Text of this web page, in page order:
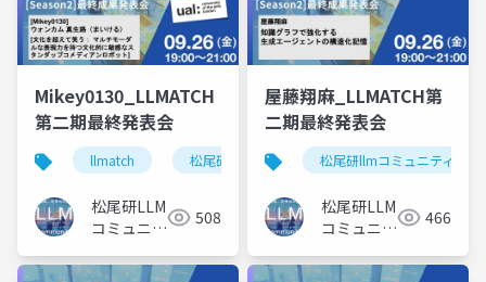
Mikey0130_LLMATCH
第二期最終発表会
llmatch 松尾研llmコミュニティ
松尾研LLM
コミュニテ
508
屋藤翔麻_LLMATCH第
二期最終発表会
松尾研llmコミュニティ
松尾研LLM
コミュニテ
466